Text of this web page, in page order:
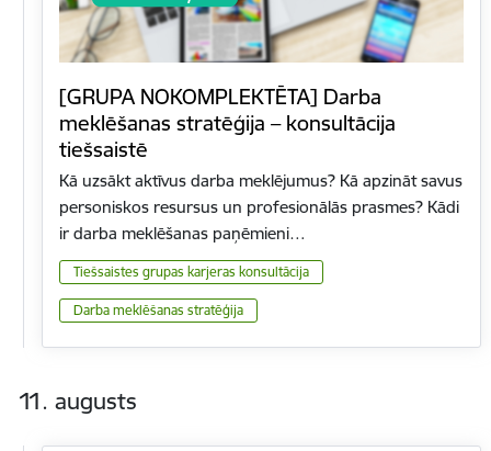
[GRUPA NOKOMPLEKTĒTA] Darba
meklēšanas stratēģija – konsultācija
tiešsaistē
Kā uzsākt aktīvus darba meklējumus? Kā apzināt savus
personiskos resursus un profesionālās prasmes? Kādi
ir darba meklēšanas paņēmieni…
Tiešsaistes grupas karjeras konsultācija
Darba meklēšanas stratēģija
11. augusts